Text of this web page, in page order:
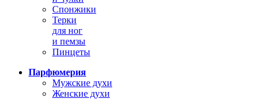
Спонжики
Терки
для ног
и пемзы
Пинцеты
Парфюмерия
Мужские духи
Женские духи